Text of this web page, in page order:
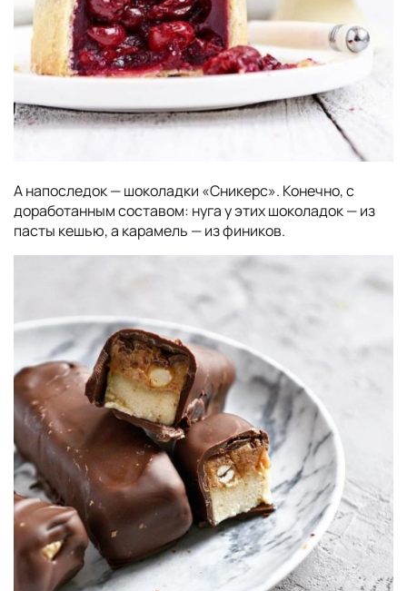
А напоследок — шоколадки «Сникерс». Конечно, с
доработанным составом: нуга у этих шоколадок — из
пасты кешью, а карамель — из фиников.